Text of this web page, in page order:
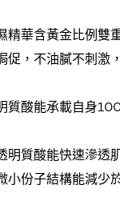
精華含黃金比例雙
促，不油膩不刺激
質酸能承載自身
明質酸能快速滲透
小份子結構能減少